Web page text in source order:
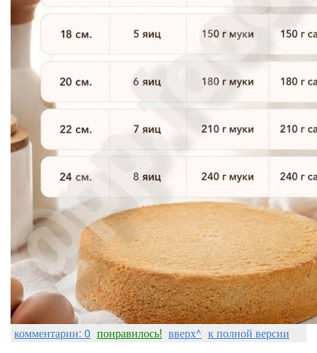
комментарии: 0 понравилось! вверх^ к полной версии